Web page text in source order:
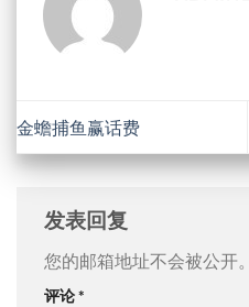
金蟾捕鱼赢话费
发表回复
您的邮箱地址不会被公开。
评论*